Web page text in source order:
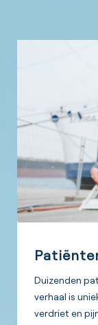
Duizenden
verhaal is
verdriet en